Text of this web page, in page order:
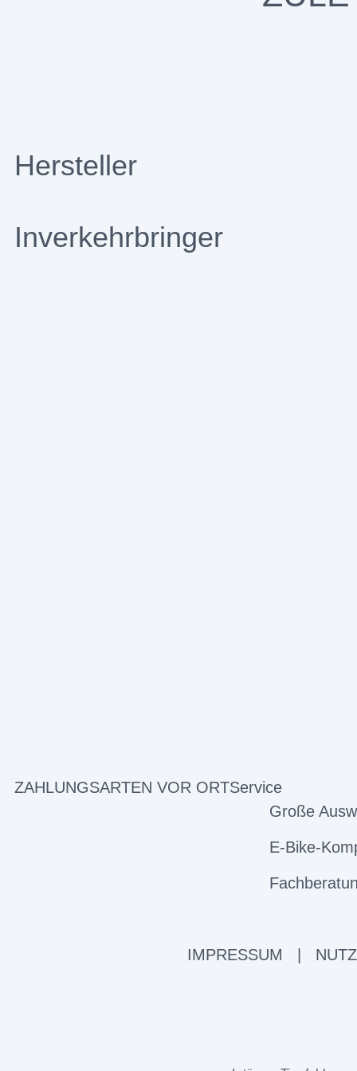
Hersteller
Inverkehrbringer
ZAHLUNGSARTEN VOR ORTService
Große
E-Bike-
IMPRESSUM